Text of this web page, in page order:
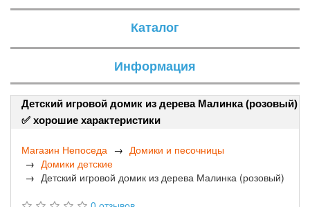
Каталог
Информация
Детский игровой домик из дерева Малинка (розовый)
✅ хорошие характеристики
Магазин Непоседа
Домики и песочницы
Домики детские
Детский игровой домик из дерева Малинка (розовый)